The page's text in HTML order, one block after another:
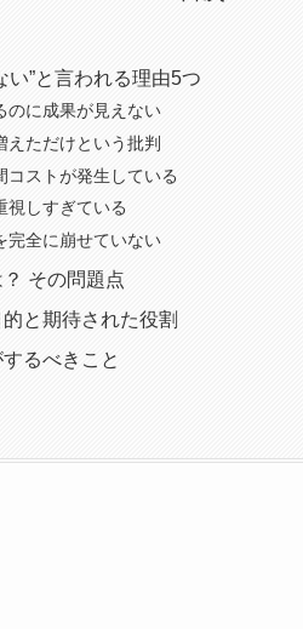
い”と言われる理由5つ
のに成果が見えない
えただけという批判
コストが発生している
視しすぎている
完全に崩せていない
その問題点
と期待された役割
るべきこと